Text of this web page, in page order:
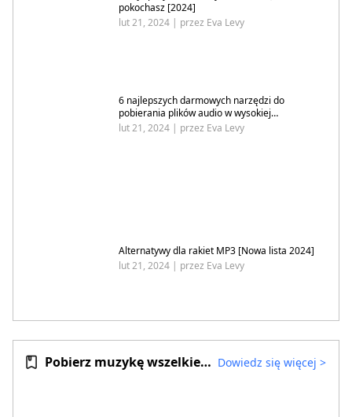
pokochasz [2024]
lut 21, 2024 | przez Eva Levy
6 najlepszych darmowych narzędzi do
pobierania plików audio w wysokiej
rozdzielczości [100% bezpieczeństwa]
lut 21, 2024 | przez Eva Levy
Alternatywy dla rakiet MP3 [Nowa lista 2024]
lut 21, 2024 | przez Eva Levy
Pobierz muzykę wszelkiego rodzaju Dowiedz się więcej >